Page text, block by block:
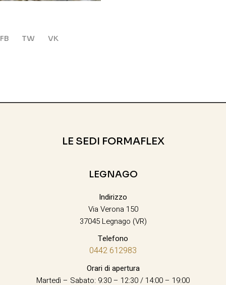
FB TW VK
LE SEDI FORMAFLEX
LEGNAGO
Indirizzo
Via Verona 150
37045 Legnago (VR)
Telefono
0442 612983
Orari di apertura
Martedì – Sabato: 9:30 – 12:30 / 14:00 – 19:00